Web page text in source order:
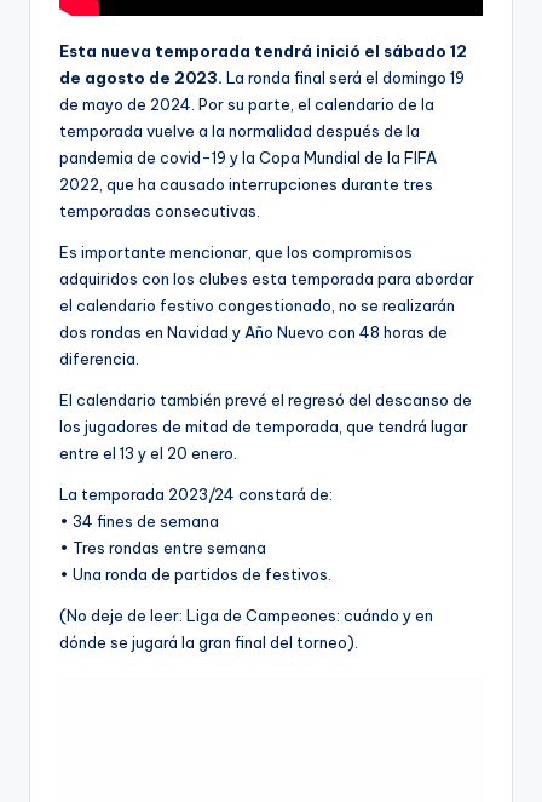
Esta nueva temporada tendrá inició el sábado 12
de agosto de 2023. La ronda final será el domingo 19
de mayo de 2024. Por su parte, el calendario de la
temporada vuelve a la normalidad después de la
pandemia de covid-19 y la Copa Mundial de la FIFA
2022, que ha causado interrupciones durante tres
temporadas consecutivas.
Es importante mencionar, que los compromisos
adquiridos con los clubes esta temporada para abordar
el calendario festivo congestionado, no se realizarán
dos rondas en Navidad y Año Nuevo con 48 horas de
diferencia.
El calendario también prevé el regresó del descanso de
los jugadores de mitad de temporada, que tendrá lugar
entre el 13 y el 20 enero.
La temporada 2023/24 constará de:
• 34 fines de semana
• Tres rondas entre semana
• Una ronda de partidos de festivos.
(No deje de leer: Liga de Campeones: cuándo y en
dónde se jugará la gran final del torneo).